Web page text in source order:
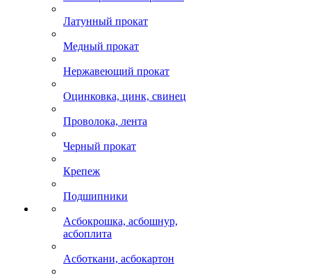
Латунный прокат
Медный прокат
Нержавеющий прокат
Оцинковка, цинк, свинец
Проволока, лента
Черный прокат
Крепеж
Подшипники
Асбокрошка, асбошнур,
асбоплита
Асботкани, асбокартон